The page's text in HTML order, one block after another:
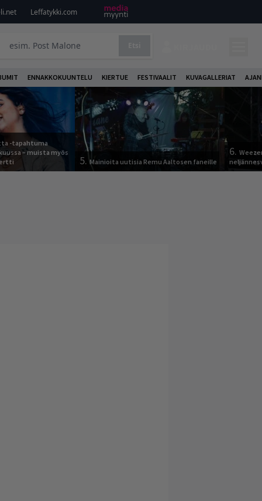
Leffatykki.com
ENNAKKOKUUNTELU KIERTUE FESTIVAALIT KUVAGALLERIAT
-tapahtuma
– muista myös
5.Mainioita uutisia Remu Aaltosen faneille
6.